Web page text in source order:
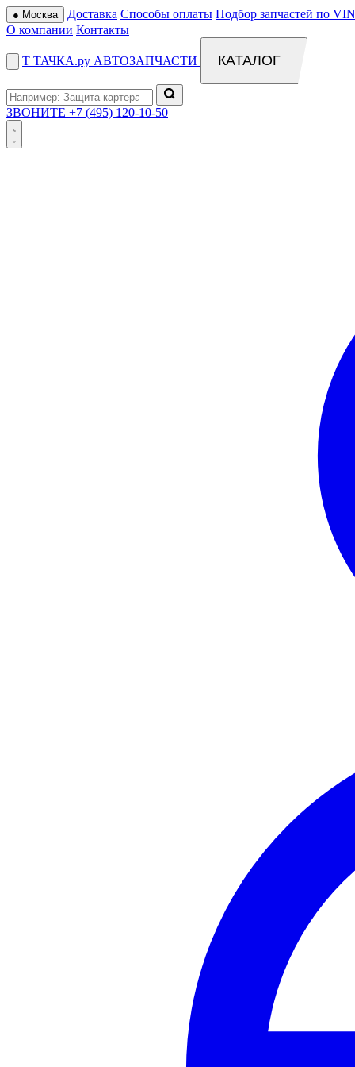
● Москва Доставка Способы оплаты Подбор запчастей по
О компании Контакты
Т ТАЧКА.ру АВТОЗАПЧАСТИ КАТАЛОГ
ЗВОНИТЕ +7 (495) 120-10-50